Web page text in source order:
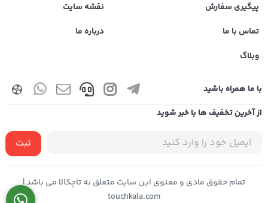
پیگیری سفارش
نقشه سایت
تماس با ما
درباره ما
وبلاگ
با ما همراه باشید
از آخرین تخفیف ها با خبر شوید
ثبت
تمام حقوق مادی و معنوی این سایت متعلق به تاچکالا می باشد |
touchkala.com